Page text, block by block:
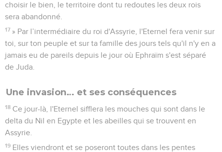
choisir le bien, le territoire dont tu redoutes les deux rois
sera abandonné.
17 » Par l’intermédiaire du roi d'Assyrie, l'Eternel fera venir sur
toi, sur ton peuple et sur ta famille des jours tels qu'il n'y en a
jamais eu de pareils depuis le jour où Ephraïm s'est séparé
de Juda.
Une invasion… et ses conséquences
18 Ce jour-là, l'Eternel sifflera les mouches qui sont dans le
delta du Nil en Egypte et les abeilles qui se trouvent en
Assyrie.
19 Elles viendront et se poseront toutes dans les pentes